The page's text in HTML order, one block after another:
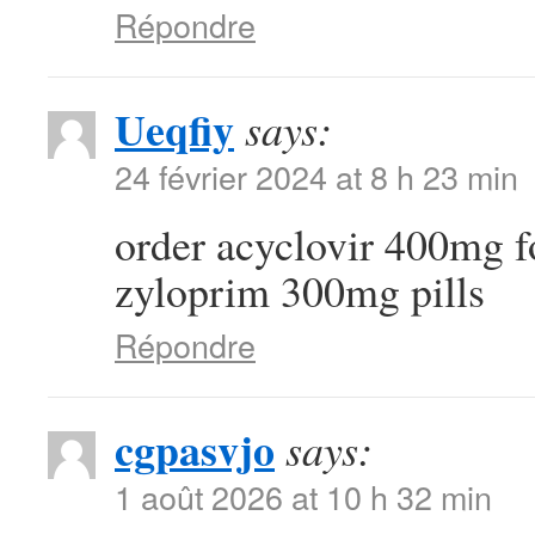
Répondre
Ueqfiysays:
24 février 2024 at 8 h 23 min
order acyclovir 400mg
zyloprim 300mg pills
Répondre
cgpasvjo says:
1 août 2026 at 10 h 32 min